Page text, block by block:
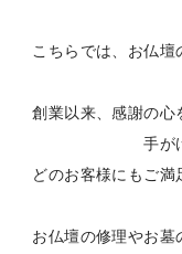
こちらでは、お仏
創業以来、感謝の心
手が
どのお客様にもご
お仏壇の修理やお墓